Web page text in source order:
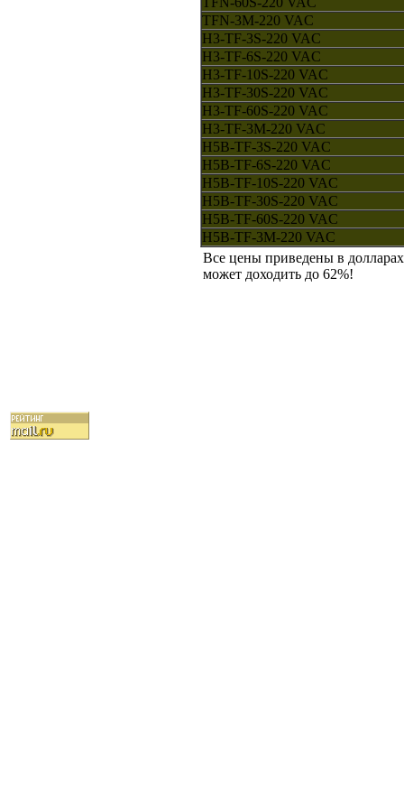
TFN-3M-220 VAC
H3-TF-3S-220 VAC
H3-TF-6S-220 VAC
H3-TF-10S-220 VAC
H3-TF-30S-220 VAC
H3-TF-60S-220 VAC
H3-TF-3M-220 VAC
H5B-TF-3S-220 VAC
H5B-TF-6S-220 VAC
H5B-TF-10S-220 VAC
H5B-TF-30S-220 VAC
H5B-TF-60S-220 VAC
H5B-TF-3M-220 VAC
Все цены приведены в
может доходить до 62%!